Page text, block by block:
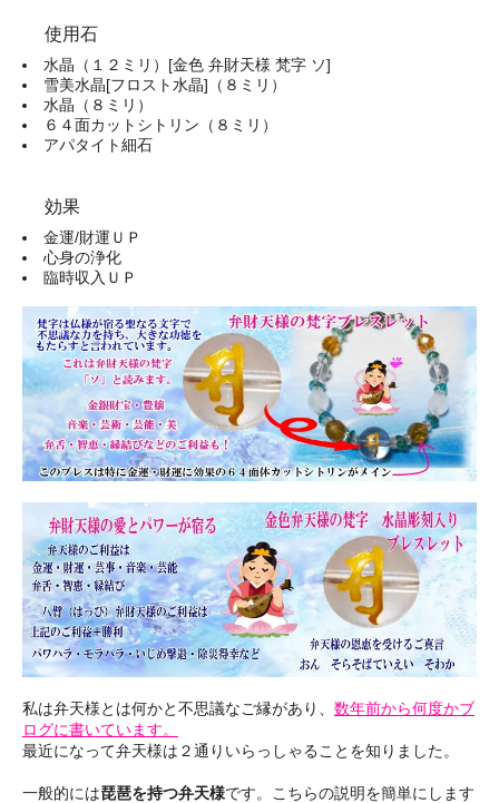
使用石
水晶（１２ミリ）[金色 弁財天様 梵字 ソ]
雪美水晶[フロスト水晶]（８ミリ）
水晶（８ミリ）
６４面カットシトリン（８ミリ）
アパタイト細石
効果
金運/財運ＵＰ
心身の浄化
臨時収入ＵＰ
私は弁天様とは何かと不思議なご縁があり、 数年前から何度かブ
ログに書いています。
最近になって弁天様は２通りいらっしゃることを知りました。
一般的には琵琶を持つ弁天様です。こちらの説明を簡単にします